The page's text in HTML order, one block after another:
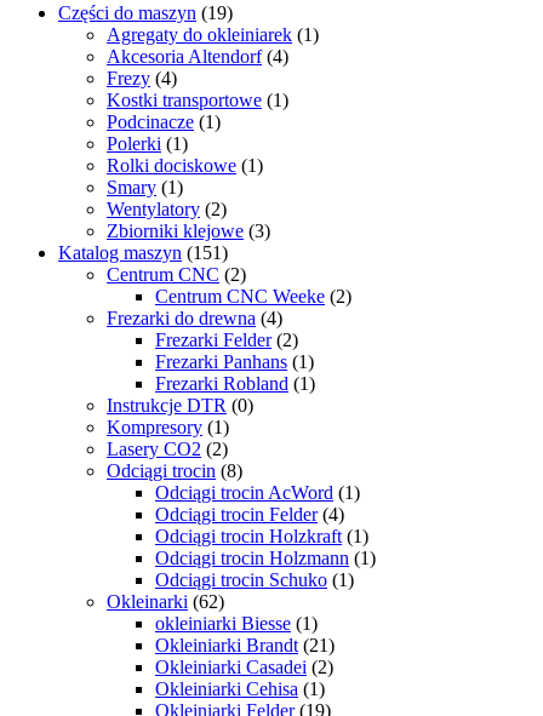
Części do maszyn (19)
Agregaty do okleiniarek (1)
Akcesoria Altendorf (4)
Frezy (4)
Kostki transportowe (1)
Podcinacze (1)
Polerki (1)
Rolki dociskowe (1)
Smary (1)
Wentylatory (2)
Zbiorniki klejowe (3)
Katalog maszyn (151)
Centrum CNC (2)
Centrum CNC Weeke (2)
Frezarki do drewna (4)
Frezarki Felder (2)
Frezarki Panhans (1)
Frezarki Robland (1)
Instrukcje DTR (0)
Kompresory (1)
Lasery CO2 (2)
Odciągi trocin (8)
Odciągi trocin AcWord (1)
Odciągi trocin Felder (4)
Odciągi trocin Holzkraft (1)
Odciągi trocin Holzmann (1)
Odciągi trocin Schuko (1)
Okleinarki (62)
okleiniarki Biesse (1)
Okleiniarki Brandt (21)
Okleiniarki Casadei (2)
Okleiniarki Cehisa (1)
Okleiniarki Felder (19)